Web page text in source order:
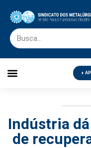
Indústria
de